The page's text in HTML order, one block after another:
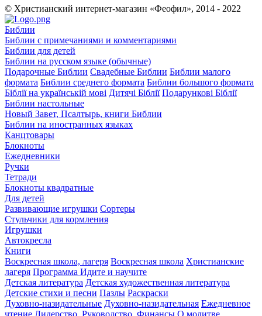
© Христианский интернет-магазин «Феофил», 2014 - 2022
Библии
Библии с примечаниями и комментариями
Библии для детей
Библии на русском языке (обычные)
Подарочные Библии Свадебные Библии Библии малого
формата Библии среднего формата Библии большого формата
Біблії на українській мові Дитячі Біблії Подарункові Біблії
Библии настольные
Новый Завет, Псалтырь, книги Библии
Библии на иностранных языках
Канцтовары
Блокноты
Ежедневники
Ручки
Тетради
Блокноты квадратные
Для детей
Развивающие игрушки Сортеры
Стульчики для кормления
Игрушки
Автокресла
Книги
Воскресная школа, лагеря Воскресная школа Христианские
лагеря Программа Идите и научите
Детская литература Детская художественная литература
Детские стихи и песни Пазлы Раскраски
Духовно-назидательные Духовно-назидательная Ежедневное
чтение Лидерство. Руководство. Финансы О молитве